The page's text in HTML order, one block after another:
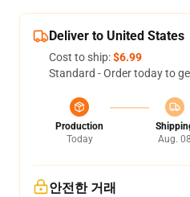
Deliver to United States
Cost to ship:$6.99
Standard - Order today to
Production
Today
Aug. 08
안전한 거래